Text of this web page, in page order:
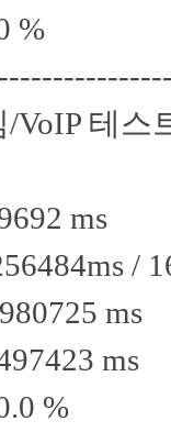
%
VoIP 테
ms
/
ms
ms
%